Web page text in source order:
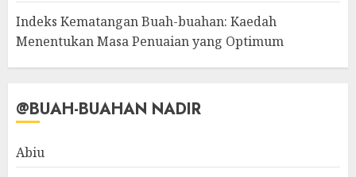
Indeks Kematangan Buah-buahan: Kaedah
Menentukan Masa Penuaian yang Optimum
@BUAH-BUAHAN NADIR
Abiu